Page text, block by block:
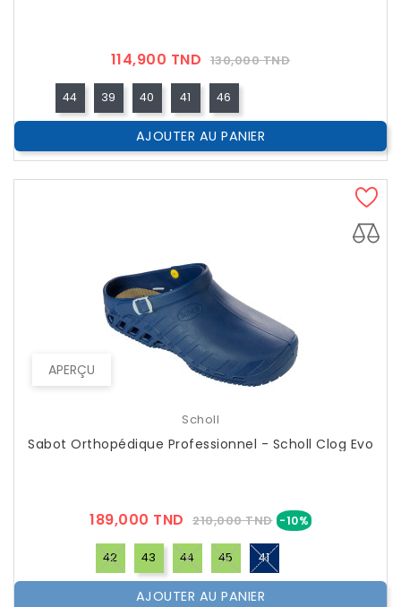
114,900 TND Prix
Public
130,000 TNDPrix
44 39 40 41 46
AJOUTER AU PANIER
APERÇU
Scholl
Sabot Orthopédique Professionnel - Scholl Clog Evo
189,000 TND Prix
Public
210,000 TND -10%Prix
42 43 44 45 41
AJOUTER AU PANIER